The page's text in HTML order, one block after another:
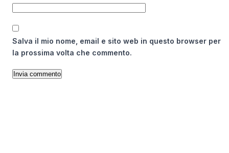
Salva il mio nome, email e sito web in questo browser per
la prossima volta che commento.